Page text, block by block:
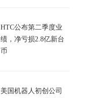
HTC公布第二季度业
绩，净亏损2.8亿新台
币
美国机器人初创公司